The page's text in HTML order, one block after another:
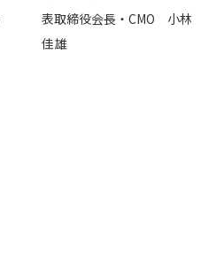
表取締役会長・CMO 小林
佳雄